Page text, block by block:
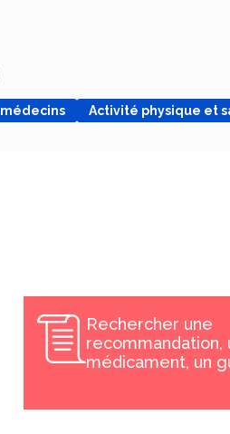
Activité physique et
Rechercher une
recommandation,
médicament, un